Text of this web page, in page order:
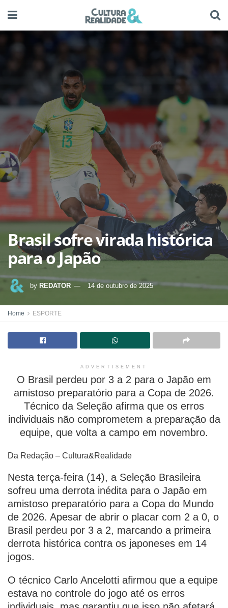
Brasil sofre virada histórica
para o Japão
by REDATOR 14 de outubro de 2025
Home ESPORTE
ADVERTISEMENT
O Brasil perdeu por 3 a 2 para o Japão em
amistoso preparatório para a Copa de 2026.
Técnico da Seleção afirma que os erros
individuais não comprometem a preparação da
equipe, que volta a campo em novembro.
Da Redação – Cultura&Realidade
Nesta terça-feira (14), a Seleção Brasileira
sofreu uma derrota inédita para o Japão em
amistoso preparatório para a Copa do Mundo
de 2026. Apesar de abrir o placar com 2 a 0, o
Brasil perdeu por 3 a 2, marcando a primeira
derrota histórica contra os japoneses em 14
jogos.
O técnico Carlo Ancelotti afirmou que a equipe
estava no controle do jogo até os erros